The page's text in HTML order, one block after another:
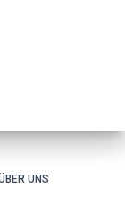
UNS